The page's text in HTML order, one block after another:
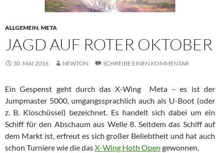
ALLGEMEIN,META
JAGD AUF ROTER OKTOBER
30. MAI 2016 NEWTON SCHREIBE EINEN KOMMENTAR
Ein Gespenst geht durch das X-Wing Meta – es ist der
Jumpmaster 5000, umgangssprachlich auch als U-Boot (oder
z. B. Kloschüssel) bezeichnet. Es handelt sich dabei um ein
Schiff für den Abschaum aus Welle 8. Seitdem das Schiff auf
dem Markt ist, erfreut es sich großer Beliebtheit und hat auch
schon Turniere wie die dasX-Wing Hoth Open gewonnen.